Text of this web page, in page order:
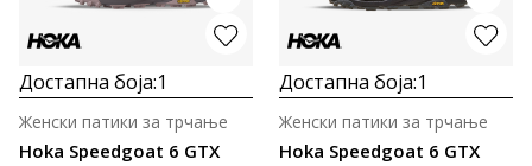
Достапна боја:1
Hoka Speedgoat 6 GTX
Женски патики за трчање
Достапна боја:1
Hoka Speedgoat 6 GTX
Женски патики за трчање